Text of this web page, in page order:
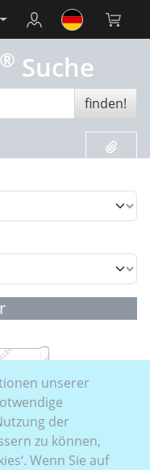
Login
® Suche
finden!
unserer
der
zu können,
Wenn Sie auf